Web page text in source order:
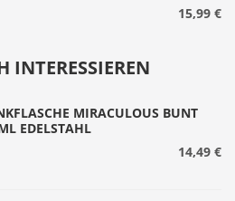
15,99 €
INTERESSIEREN
MIRACULOUS BUNT
EDELSTAHL
14,49 €